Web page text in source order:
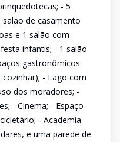
- 5
de casamento
e 1 salão com
infantis; - 1 salão
gastronômicos
- Lago com
dos moradores; -
- Cinema; - Espaço
- Academia
e uma parede de